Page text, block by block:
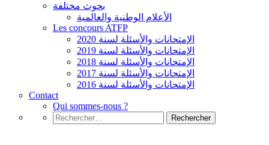
بحوث مختلفة
الأعلام الوطنية والعالمية
Les concours ATFP
الإمتحانات والأسئلة لسنة 2020
الإمتحانات والأسئلة لسنة 2019
الإمتحانات والأسئلة لسنة 2018
الإمتحانات والأسئلة لسنة 2017
الإمتحانات والأسئلة لسنة 2016
Contact
Qui sommes-nous ?
Rechercher :